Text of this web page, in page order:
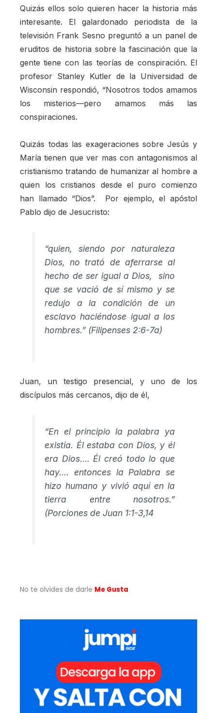
Quizás ellos solo quieren hacer la historia más
interesante. El galardonado periodista de la
televisión Frank Sesno preguntó a un panel de
eruditos de historia sobre la fascinación que la
gente tiene con las teorías de conspiración. El
profesor Stanley Kutler de la Universidad de
Wisconsin respondió, “Nosotros todos amamos
los misterios—pero amamos más las
conspiraciones.
Quizás todas las exageraciones sobre Jesús y
María tienen que ver mas con antagonismos al
cristianismo tratando de humanizar al hombre a
quien los cristianos desde el puro comienzo
han llamado “Dios”. Por ejemplo, el apóstol
Pablo dijo de Jesucristo:
“quien, siendo por naturaleza
Dios, no trató de aferrarse al
hecho de ser igual a Dios, sino
que se vació de sí mismo y se
redujo a la condición de un
esclavo haciéndose igual a los
hombres.” (Filipenses 2:6-7a)
Juan, un testigo presencial, y uno de los
discípulos más cercanos, dijo de él,
“En el principio la palabra ya
existía. Él estaba con Dios, y él
era Dios…. Él creó todo lo que
hay…. entonces la Palabra se
hizo humano y vivió aquí en la
tierra entre nosotros.”
(Porciones de Juan 1:1-3,14
No te olvides de darle Me Gusta